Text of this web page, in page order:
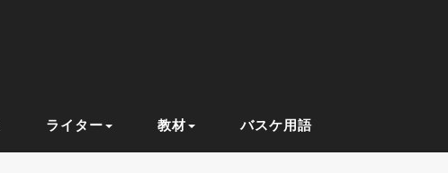
ライター 教材 バスケ用語